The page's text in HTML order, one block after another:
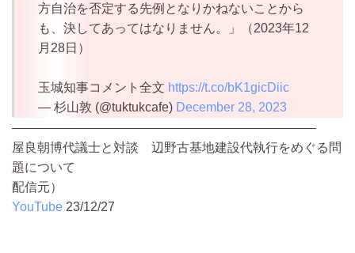
方自治を否定する先例となりかねないことから
も、決してあってはなりません。」（2023年12
月28日）
玉城知事コメント全文 https://t.co/bK1gicDiic
— 杉山敦 (@tuktukcafe) December 28, 2023
————————————————————————
屋良朝博代議士と対談 辺野古基地建設代執行をめぐる問
題について
配信元）
YouTube 23/12/27